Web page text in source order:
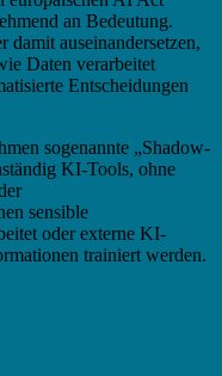
an Bedeutung.
damit auseinandersetzen,
Daten verarbeitet
Entscheidungen
sogenannte „Shadow-
KI-Tools, ohne
sensible
oder externe KI-
trainiert werden.